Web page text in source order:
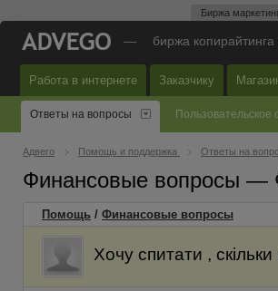
Биржа
— биржа
Работа в интернете Заказчику
Ответы на вопросы Пользовательское
Адвего Помощь и поддержка Ответы на
Финансовые вопросы —
Помощь / Финансовые вопросы
Хочу спитати ,